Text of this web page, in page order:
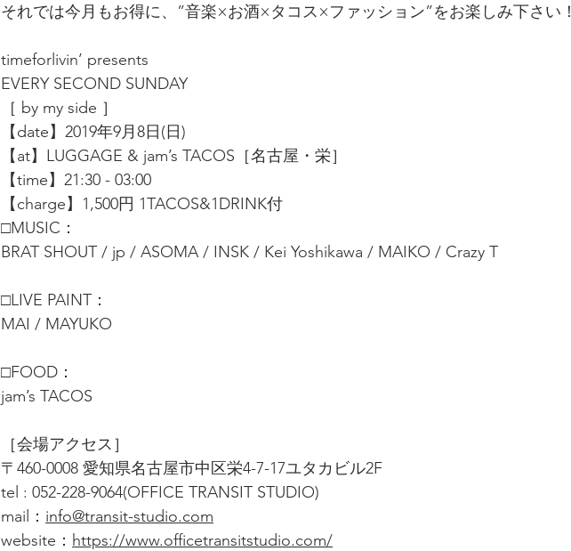
それでは今月もお得に、”音楽×お酒×タコス×ファッション”をお楽しみ下さい！
timeforlivin’ presents
EVERY SECOND SUNDAY
［ by my side ］
【date】2019年9月8日(日)
【at】LUGGAGE & jam’s TACOS［名古屋・栄］
【time】21:30 - 03:00
【charge】1,500円 1TACOS&1DRINK付
□MUSIC：
BRAT SHOUT / jp / ASOMA / INSK / Kei Yoshikawa / MAIKO / Crazy T
□LIVE PAINT：
MAI / MAYUKO
□FOOD：
jam’s TACOS
［会場アクセス］
〒460-0008 愛知県名古屋市中区栄4-7-17ユタカビル2F
tel : 052-228-9064(OFFICE TRANSIT STUDIO)
mail： info@transit-studio.com
website： https://www.officetransitstudio.com/